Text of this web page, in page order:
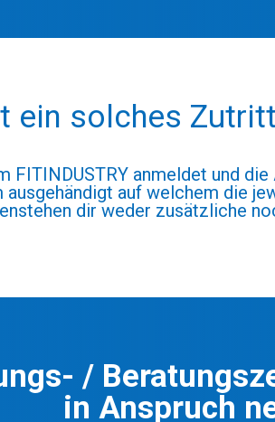
ein solches
FITINDUSTRY anmeldet und
auf welchem die
enstehen dir weder zusätzliche
/
in Anspruch